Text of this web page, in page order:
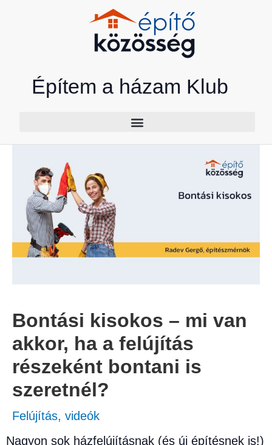
Építem a házam Klub
Bontási kisokos – mi van
akkor, ha a felújítás
részeként bontani is
szeretnél?
Felújítás, videók
Nagyon sok házfelújításnak (és új építésnek is!)